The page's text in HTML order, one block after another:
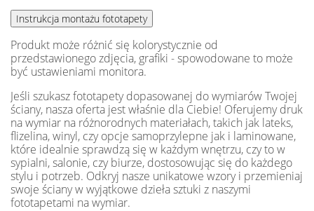
Produkt może różnić się kolorystycznie od
przedstawionego zdjęcia, grafiki - spowodowane to może
być ustawieniami monitora.
Jeśli szukasz fototapety dopasowanej do wymiarów Twojej
ściany, nasza oferta jest właśnie dla Ciebie! Oferujemy druk
na wymiar na różnorodnych materiałach, takich jak lateks,
flizelina, winyl, czy opcje samoprzylepne jak i laminowane,
które idealnie sprawdzą się w każdym wnętrzu, czy to w
sypialni, salonie, czy biurze, dostosowując się do każdego
stylu i potrzeb. Odkryj nasze unikatowe wzory i przemieniaj
swoje ściany w wyjątkowe dzieła sztuki z naszymi
fototapetami na wymiar.